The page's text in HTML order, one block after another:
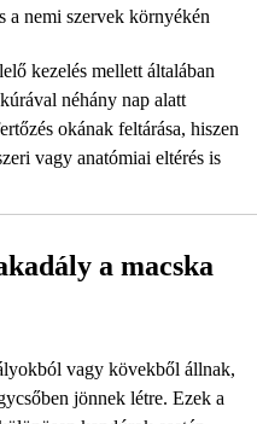
a nemi szervek környékén
kezelés mellett általában
néhány nap alatt
okának feltárása, hiszen
vagy anatómiai eltérés is
a macska
vagy kövekből állnak,
jönnek létre. Ezek a